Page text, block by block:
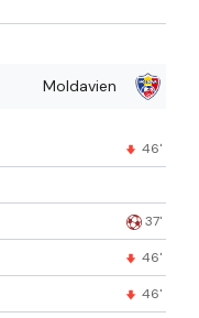
Moldavien
46'
37'
46'
46'